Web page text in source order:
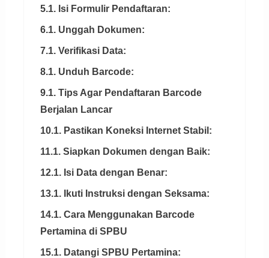
5.1. Isi Formulir Pendaftaran:
6.1. Unggah Dokumen:
7.1. Verifikasi Data:
8.1. Unduh Barcode:
9.1. Tips Agar Pendaftaran Barcode
Berjalan Lancar
10.1. Pastikan Koneksi Internet Stabil:
11.1. Siapkan Dokumen dengan Baik:
12.1. Isi Data dengan Benar:
13.1. Ikuti Instruksi dengan Seksama:
14.1. Cara Menggunakan Barcode
Pertamina di SPBU
15.1. Datangi SPBU Pertamina: